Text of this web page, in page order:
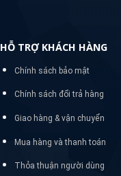
HỖ TRỢ KHÁCH HÀNG
Chính sách bảo mật
Chính sách đổi trả hàng
Giao hàng & vận chuyển
Mua hàng và thanh toán
Thỏa thuận người dùng